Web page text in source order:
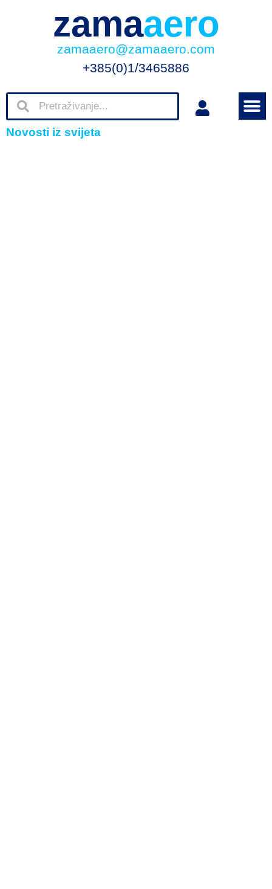
zamaaero
zamaaero@zamaaero.com
+385(0)1/3465886
Novosti iz svijeta